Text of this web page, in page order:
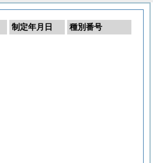
制定年月日 種別番号